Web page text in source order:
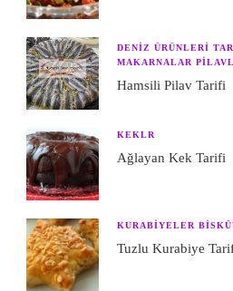
DENIZ ÜRÜNLERI
MAKARNALAR
Hamsili Pilav Tarifi
KEKLR
Ağlayan Kek Tarifi
KURABIYELER
Tuzlu Kurabiye